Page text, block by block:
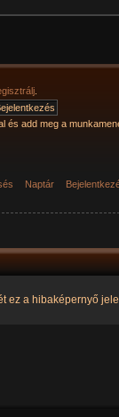
és add meg a
Naptár
ez a hibaképernyő